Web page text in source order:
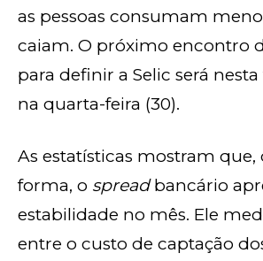
as pessoas consumam
caiam. O próximo encontro
para definir a Selic será nesta
na quarta-feira (30).
As estatísticas mostram que,
forma, o spreadbancário
estabilidade no mês. Ele
entre o custo de captação